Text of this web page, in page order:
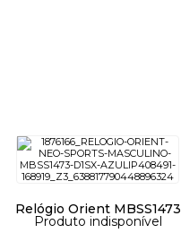
Relógio Orient MBSS1473
D1SX
Produto indisponível